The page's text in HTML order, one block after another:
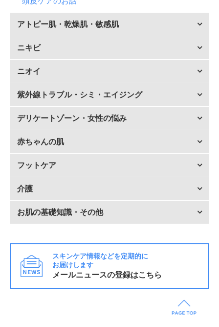
アトピー肌・乾燥肌・敏感肌
ニキビ
ニオイ
紫外線トラブル・シミ・エイジング
デリケートゾーン・女性の悩み
赤ちゃんの肌
フットケア
介護
お肌の基礎知識・その他
スキンケア情報などを定期的に
お届けします
メールニュースの登録はこちら